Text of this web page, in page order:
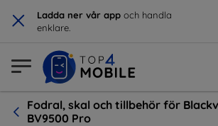
× Ladda ner vår app och handla
enklare.
Fodral, skal och tillbehör för
BV9500 Pro